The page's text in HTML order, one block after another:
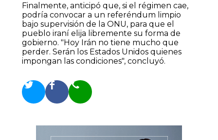
Finalmente, anticipó que, si el régimen cae,
podría convocar a un referéndum limpio
bajo supervisión de la ONU, para que el
pueblo iraní elija libremente su forma de
gobierno. "Hoy Irán no tiene mucho que
perder. Serán los Estados Unidos quienes
impongan las condiciones", concluyó.